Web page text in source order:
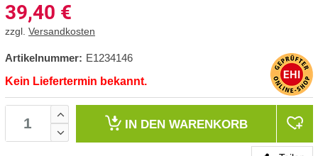
39,40 €
zzgl. Versandkosten
Artikelnummer: E1234146
Kein Liefertermin bekannt.
IN DEN WARENKORB